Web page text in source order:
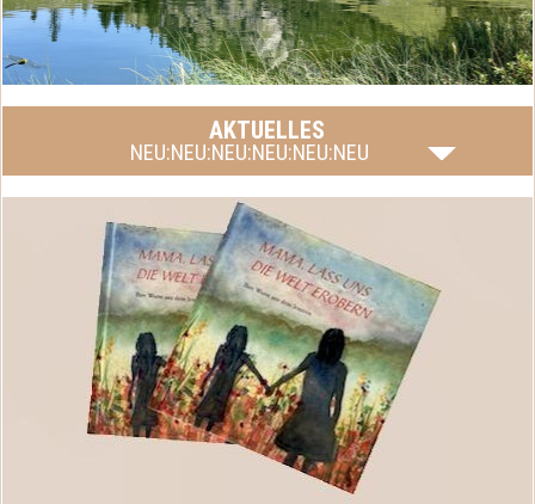
AKTUELLES
NEU:NEU:NEU:NEU:NEU:NEU
mehr lesen
Fink-Eisinger ist endlich fertig.